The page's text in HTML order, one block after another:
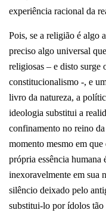
experiência racional da
Pois, se a religião é algo
preciso algo universal
religiosas – e disto surge
constitucionalismo -, e
livro da natureza, a
ideologia substitui a
confinamento no reino
momento mesmo em
própria essência humana
inexoravelmente em sua
silêncio deixado pelo
substitui-lo por ídolos tão